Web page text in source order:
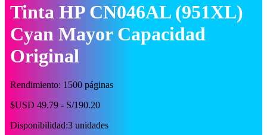
Tinta HP CN046AL (951XL)
Cyan Mayor Capacidad
Original
Rendimiento: 1500 páginas
$USD 49.79 - S/190.20
Disponibilidad:3 unidades